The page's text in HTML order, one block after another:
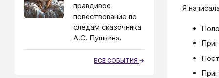
Я
правдивое
повествование по
следам сказочника
А.С. Пушкина.
ВСЕ СОБЫТИЯ